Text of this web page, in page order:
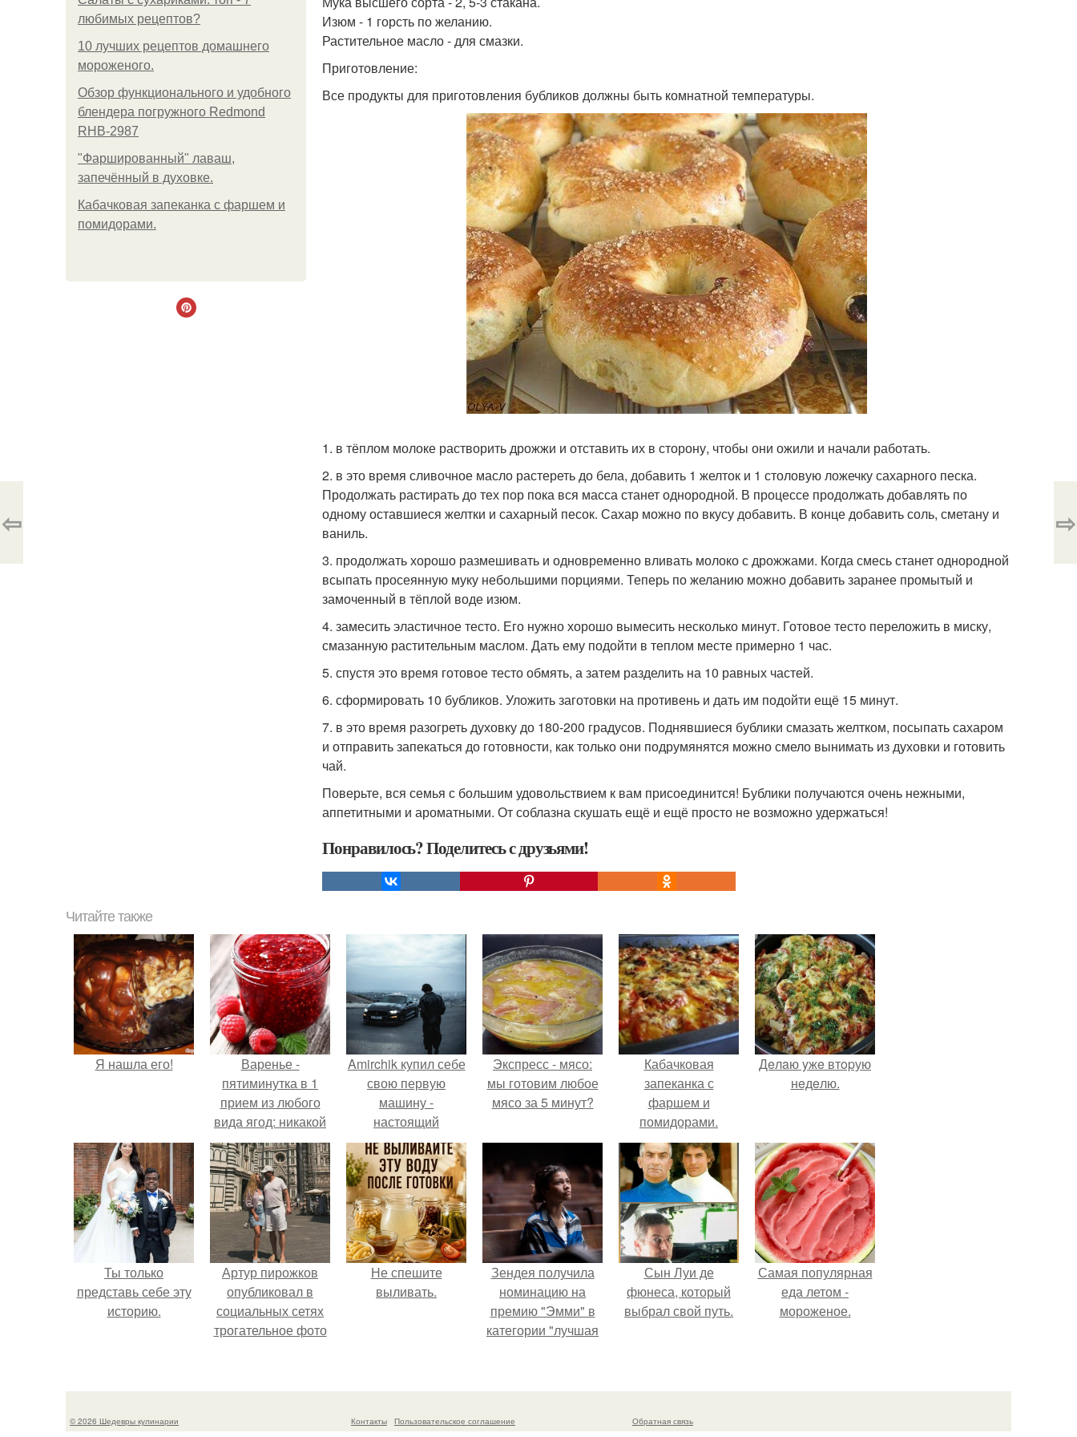
любимых рецептов?
10 лучших рецептов домашнего
мороженого.
Обзор функционального и удобного
блендера погружного Redmond
RHB-2987
"Фаршированный" лаваш,
запечённый в духовке.
Кабачковая запеканка с фаршем и
помидорами.
Изюм - 1 горсть по желанию.
Растительное масло - для смазки.
Приготовление:
Все продукты для приготовления бубликов должны быть комнатной температуры.
1. в тёплом молоке растворить дрожжи и отставить их в сторону, чтобы они ожили и начали работать.
2. в это время сливочное масло растереть до бела, добавить 1 желток и 1 столовую ложечку сахарного песка.
Продолжать растирать до тех пор пока вся масса станет однородной. В процессе продолжать добавлять по
одному оставшиеся желтки и сахарный песок. Сахар можно по вкусу добавить. В конце добавить соль, сметану и
ваниль.
3. продолжать хорошо размешивать и одновременно вливать молоко с дрожжами. Когда смесь станет однородной
всыпать просеянную муку небольшими порциями. Теперь по желанию можно добавить заранее промытый и
замоченный в тёплой воде изюм.
4. замесить эластичное тесто. Его нужно хорошо вымесить несколько минут. Готовое тесто переложить в миску,
смазанную растительным маслом. Дать ему подойти в теплом месте примерно 1 час.
5. спустя это время готовое тесто обмять, а затем разделить на 10 равных частей.
6. сформировать 10 бубликов. Уложить заготовки на противень и дать им подойти ещё 15 минут.
7. в это время разогреть духовку до 180-200 градусов. Поднявшиеся бублики смазать желтком, посыпать сахаром
и отправить запекаться до готовности, как только они подрумянятся можно смело вынимать из духовки и готовить
чай.
Поверьте, вся семья с большим удовольствием к вам присоединится! Бублики получаются очень нежными,
аппетитными и ароматными. От соблазна скушать ещё и ещё просто не возможно удержаться!
Понравилось? Поделитесь с друзьями!
⇦ ⇨
Читайте также
Я нашла его!
Варенье -
пятиминутка в 1
прием из любого
вида ягод: никакой
длительной варки,
все витамины на
месте!
Amirchik купил себе
свою первую
машину -
настоящий
автомобиль мечты
для многих
автолюбителей.
Экспресс - мясо:
мы готовим любое
мясо за 5 минут?
Кабачковая
запеканка с
фаршем и
помидорами.
Дeлaю yжe втopую
нeдeлю.
Ты только
представь себе эту
историю.
Артур пирожков
опубликовал в
социальных сетях
трогательное фото
сделанное во
Не спешите
выливать.
Зендея получила
номинацию на
премию "Эмми" в
категории "лучшая
сериале" за третий
Сын Луи де
фюнеса, который
выбрал свой путь.
Самая популярная
еда летом -
мороженое.
© 2026 Шедевры кулинарии Контакты
Пользовательское соглашение
Обратная связь